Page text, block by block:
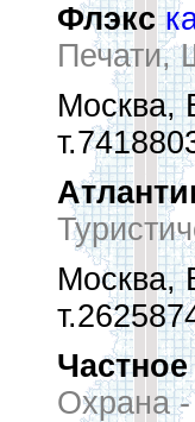
Флэкс
Печати,
Москва,
Москва,
Охрана -